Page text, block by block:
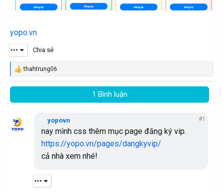
yopo.vn
••• Chia sẻ
R
a
t
o
n
thahtrung06
1 Bình luận
yopovn #1
nay mình css thêm mục page đăng ký vip.
https://yopo.vn/pages/dangkyvip/
cả nhà xem nhé!
•••